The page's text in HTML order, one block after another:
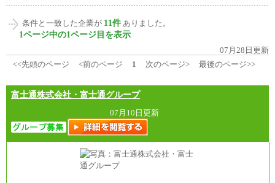
条件と一致した企業が 11件 ありました。
1ページ中の1ページ目を表示
07月28日更新
<<先頭のページ
<前のページ 1 次のページ> 最後のページ>>
富士通株式会社・富士通グループ
07月10日更新